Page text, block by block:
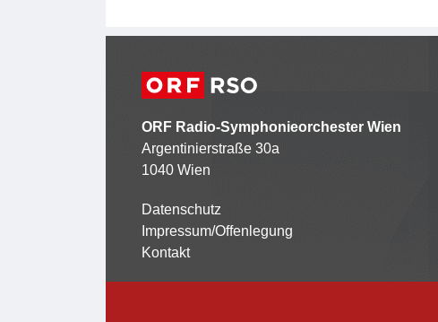
ORF Radio-Symphonieorchester Wien
Argentinierstraße 30a
1040 Wien
Kontaktmenü
Datenschutz
Impressum/Offenlegung
Kontakt